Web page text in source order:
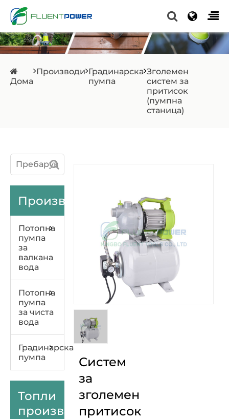
Дома
Производи Градинарска
пумпа
Зголемен
систем за
притисок
(пумпна
станица)
Производи
Потопна
пумпа
за
валкана
вода
Потопна
пумпа
за чиста
вода
Градинарска
пумпа
Топли
производи
Систем
за
зголемен
притисок